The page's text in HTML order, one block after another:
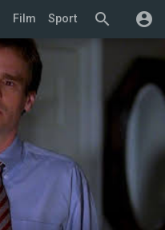
search account_circle
Film Sport